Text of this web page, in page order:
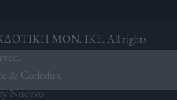
ΜΟΝ. ΙΚΕ. All rights
& Codedux
Nuevvo